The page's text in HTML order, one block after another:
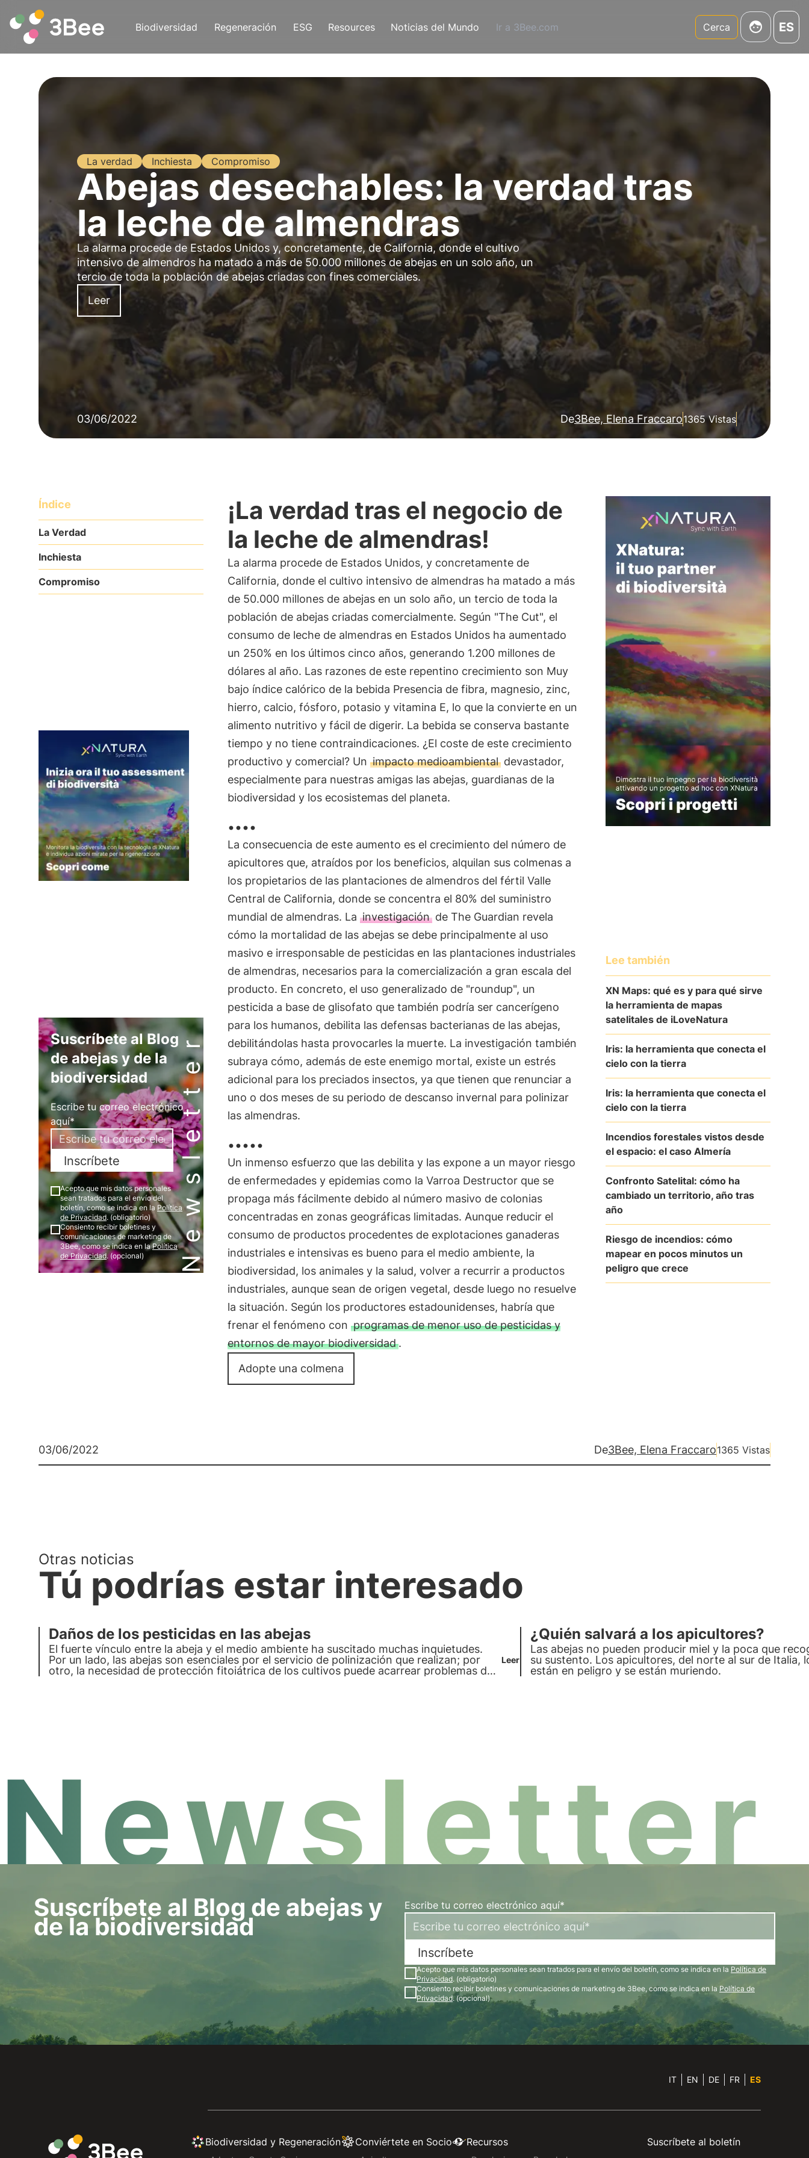
Biodiversidad Regeneración ESG Resources Noticias del Mundo Ir a 3Bee.com Cerca ES
La verdad Inchiesta Compromiso
Abejas desechables: la verdad tras
la leche de almendras
La alarma procede de Estados Unidos y, concretamente, de California, donde el cultivo
intensivo de almendros ha matado a más de 50.000 millones de abejas en un solo año, un
tercio de toda la población de abejas criadas con fines comerciales.
Leer
03/06/2022 De3Bee, Elena Fraccaro1365 Vistas
Índice
La Verdad
Inchiesta
Compromiso
Newsletter
Suscríbete al Blog
de abejas y de la
biodiversidad
Escribe tu correo electrónico
aquí*
Inscríbete
Acepto que mis datos personales
sean tratados para el envío del
boletín, como se indica en la Política
de Privacidad. (obligatorio)
Consiento recibir boletines y
comunicaciones de marketing de
3Bee, como se indica en laPolítica
de Privacidad. (opcional)
¡La verdad tras el negocio de
la leche de almendras!
La alarma procede de Estados Unidos, y concretamente de
California, donde el cultivo intensivo de almendras ha matado a más
de 50.000 millones de abejas en un solo año, un tercio de toda la
población de abejas criadas comercialmente. Según "The Cut", el
consumo de leche de almendras en Estados Unidos ha aumentado
un 250% en los últimos cinco años, generando 1.200 millones de
dólares al año. Las razones de este repentino crecimiento son Muy
bajo índice calórico de la bebida Presencia de fibra, magnesio, zinc,
hierro, calcio, fósforo, potasio y vitamina E, lo que la convierte en un
alimento nutritivo y fácil de digerir. La bebida se conserva bastante
tiempo y no tiene contraindicaciones. ¿El coste de este crecimiento
productivo y comercial? Un impacto medioambientaldevastador,
especialmente para nuestras amigas las abejas, guardianas de la
biodiversidad y los ecosistemas del planeta.
....
La consecuencia de este aumento es el crecimiento del número de
apicultores que, atraídos por los beneficios, alquilan sus colmenas a
los propietarios de las plantaciones de almendros del fértil Valle
Central de California, donde se concentra el 80% del suministro
mundial de almendras. La investigaciónde The Guardian revela
cómo la mortalidad de las abejas se debe principalmente al uso
masivo e irresponsable de pesticidas en las plantaciones industriales
de almendras, necesarios para la comercialización a gran escala del
producto. En concreto, el uso generalizado de "roundup", un
pesticida a base de glisofato que también podría ser cancerígeno
para los humanos, debilita las defensas bacterianas de las abejas,
debilitándolas hasta provocarles la muerte. La investigación también
subraya cómo, además de este enemigo mortal, existe un estrés
adicional para los preciados insectos, ya que tienen que renunciar a
uno o dos meses de su periodo de descanso invernal para polinizar
las almendras.
.....
Un inmenso esfuerzo que las debilita y las expone a un mayor riesgo
de enfermedades y epidemias como la Varroa Destructor que se
propaga más fácilmente debido al número masivo de colonias
concentradas en zonas geográficas limitadas. Aunque reducir el
consumo de productos procedentes de explotaciones ganaderas
industriales e intensivas es bueno para el medio ambiente, la
biodiversidad, los animales y la salud, volver a recurrir a productos
industriales, aunque sean de origen vegetal, desde luego no resuelve
la situación. Según los productores estadounidenses, habría que
frenar el fenómeno con programas de menor uso de pesticidas y
entornos de mayor biodiversidad.
Adopte una colmena
Lee también
XN Maps: qué es y para qué sirve
la herramienta de mapas
satelitales de iLoveNatura
Iris: la herramienta que conecta el
cielo con la tierra
Iris: la herramienta que conecta el
cielo con la tierra
Incendios forestales vistos desde
el espacio: el caso Almería
Confronto Satelital: cómo ha
cambiado un territorio, año tras
año
Riesgo de incendios: cómo
mapear en pocos minutos un
peligro que crece
03/06/2022 De3Bee, Elena Fraccaro1365 Vistas
Otras noticias
Tú podrías estar interesado
Daños de los pesticidas en las abejas
El fuerte vínculo entre la abeja y el medio ambiente ha suscitado muchas inquietudes.
Por un lado, las abejas son esenciales por el servicio de polinización que realizan; por
otro, la necesidad de protección fitoiátrica de los cultivos puede acarrear problemas de
Leer
¿Quién salvará a los apicultores?
Las abejas no pueden producir miel y la poca que
su sustento. Los apicultores, del norte al sur de Italia,
están en peligro y se están muriendo.
Newsletter
Suscríbete al Blog de abejas y
de la biodiversidad
Escribe tu correo electrónico aquí*
Inscríbete
Acepto que mis datos personales sean tratados para el envío del boletín, como se indica en la Política de
Privacidad. (obligatorio)
Consiento recibir boletines y comunicaciones de marketing de 3Bee, como se indica en la Política de
Privacidad. (opcional)
IT EN DE FR ES
Biodiversidad y Regeneración Conviértete en Socio Recursos Suscríbete al boletín